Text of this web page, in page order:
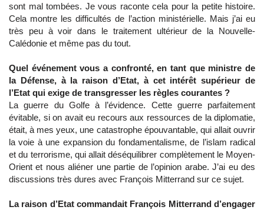
sont mal tombées. Je vous raconte cela pour la petite histoire.
Cela montre les difficultés de l’action ministérielle. Mais j’ai eu
très peu à voir dans le traitement ultérieur de la Nouvelle-
Calédonie et même pas du tout.
Quel événement vous a confronté, en tant que ministre de
la Défense, à la raison d’Etat, à cet intérêt supérieur de
l’Etat qui exige de transgresser les règles courantes ?
La guerre du Golfe à l’évidence. Cette guerre parfaitement
évitable, si on avait eu recours aux ressources de la diplomatie,
était, à mes yeux, une catastrophe épouvantable, qui allait ouvrir
la voie à une expansion du fondamentalisme, de l’islam radical
et du terrorisme, qui allait déséquilibrer complètement le Moyen-
Orient et nous aliéner une partie de l’opinion arabe. J’ai eu des
discussions très dures avec François Mitterrand sur ce sujet.
La raison d’Etat commandait François Mitterrand d’engager